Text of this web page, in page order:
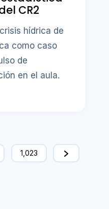
CR2
hídrica de
como caso
de
en el aula.
1,023